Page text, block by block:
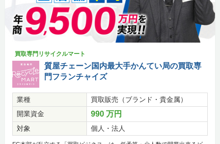
買取専門リサイクルマート
質屋チェーン国内最大手かんてい局の買取専
門フランチャイズ
業種
買取販売（ブランド・貴金属）
開業資金
990 万円
対象 個人・法人